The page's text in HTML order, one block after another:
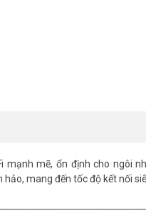
mạnh mẽ, ổn định cho ngôi
mang đến tốc độ kết nối